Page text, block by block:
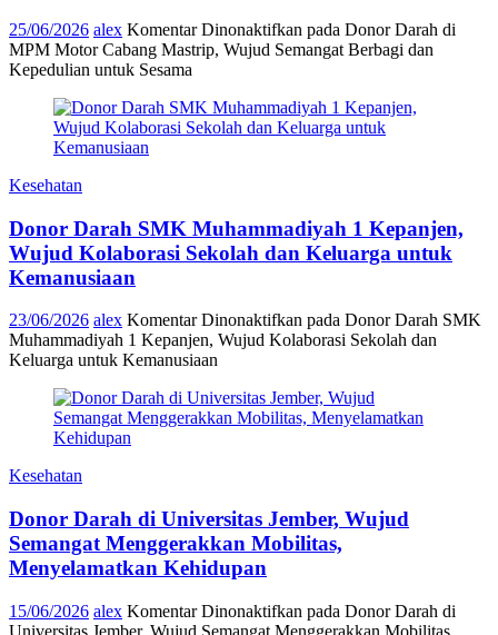
25/06/2026 alex Komentar Dinonaktifkan pada Donor Darah di
MPM Motor Cabang Mastrip, Wujud Semangat Berbagi dan
Kepedulian untuk Sesama
Kesehatan
Donor Darah SMK Muhammadiyah 1 Kepanjen,
Wujud Kolaborasi Sekolah dan Keluarga untuk
Kemanusiaan
23/06/2026 alex Komentar Dinonaktifkan pada Donor Darah SMK
Muhammadiyah 1 Kepanjen, Wujud Kolaborasi Sekolah dan
Keluarga untuk Kemanusiaan
Kesehatan
Donor Darah di Universitas Jember, Wujud
Semangat Menggerakkan Mobilitas,
Menyelamatkan Kehidupan
15/06/2026 alex Komentar Dinonaktifkan pada Donor Darah di
Universitas Jember, Wujud Semangat Menggerakkan Mobilitas,